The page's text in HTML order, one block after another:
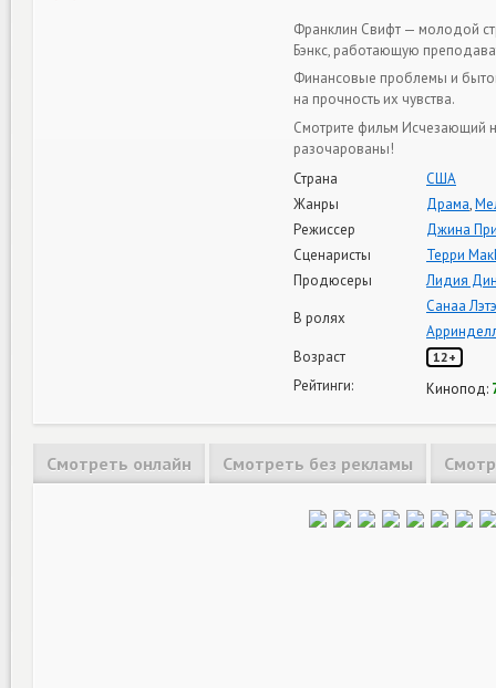
Франклин Свифт — молодой
Бэнкс, работающую
Финансовые проблемы и
на прочность их чувства.
Смотрите фильм Исчезающий
разочарованы!
Страна
США
Жанры
Драма,
Режиссер
Джина
Сценаристы
Терри
Продюсеры
Лидия
В ролях
Санаа
Возраст
12+
Рейтинги: Кинопод:
Смотреть онлайн Смотреть без рекламы